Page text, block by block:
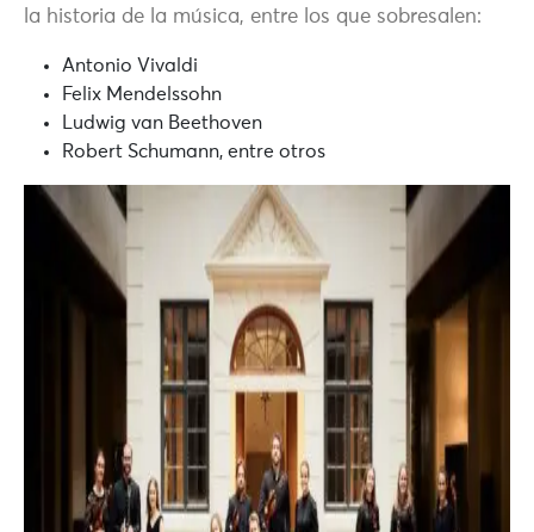
la historia de la música, entre los que sobresalen:
Antonio Vivaldi
Felix Mendelssohn
Ludwig van Beethoven
Robert Schumann, entre otros